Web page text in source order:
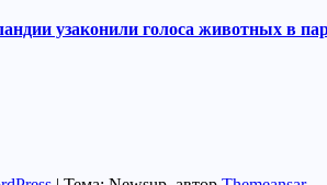
узаконили голоса животных в